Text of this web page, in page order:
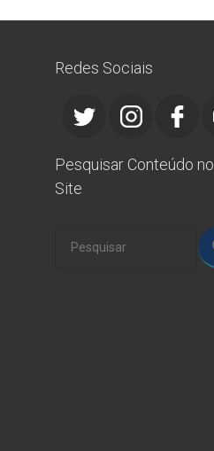
Redes Sociais
Pesquisar Conteúdo no
Site